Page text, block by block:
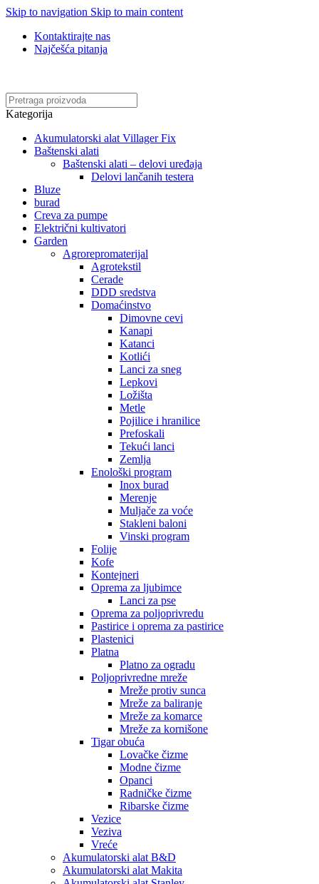
Skip to navigation Skip to main content
Kontaktirajte nas
Najčešća pitanja
Kategorija
Akumulatorski alat Villager Fix
Baštenski alati
Baštenski alati – delovi uređaja
Delovi lančanih testera
Bluze
burad
Creva za pumpe
Električni kultivatori
Garden
Agrorepromaterijal
Agrotekstil
Cerade
DDD sredstva
Domaćinstvo
Dimovne cevi
Kanapi
Katanci
Kotlići
Lanci za sneg
Lepkovi
Ložišta
Metle
Pojilice i hranilice
Prefoskali
Tekući lanci
Zemlja
Enološki program
Inox burad
Merenje
Muljače za voće
Stakleni baloni
Vinski program
Folije
Kofe
Kontejneri
Oprema za ljubimce
Lanci za pse
Oprema za poljoprivredu
Pastirice i oprema za pastirice
Plastenici
Platna
Platno za ogradu
Poljoprivredne mreže
Mreže protiv sunca
Mreže za baliranje
Mreže za komarce
Mreže za kornišone
Tigar obuća
Lovačke čizme
Modne čizme
Opanci
Radničke čizme
Ribarske čizme
Vezice
Veziva
Vreće
Akumulatorski alat B&D
Akumulatorski alat Makita